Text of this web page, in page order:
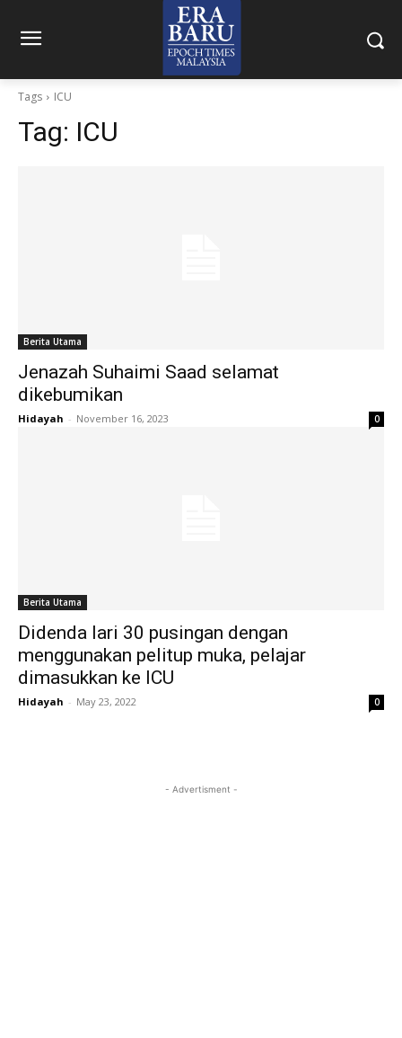
Tags ICU
Tag: ICU
Berita Utama
Jenazah Suhaimi Saad selamat
dikebumikan
Hidayah - November 16, 2023 0
Berita Utama
Didenda lari 30 pusingan dengan
menggunakan pelitup muka, pelajar
dimasukkan ke ICU
Hidayah - May 23, 2022 0
- Advertisment -